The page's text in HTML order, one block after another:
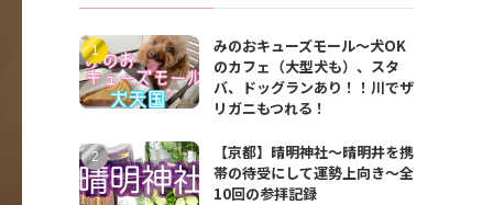
みのおキューズモール〜犬OK
のカフェ（大型犬も）、スタ
バ、ドッグランあり！！川でザ
リガニもつれる！
【京都】晴明神社〜晴明井を携
帯の待受にして運勢上向き〜全
10回の参拝記録